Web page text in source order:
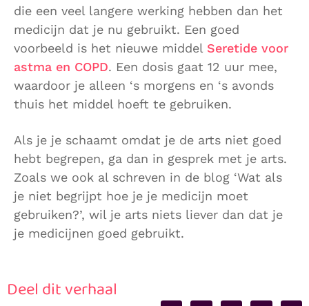
die een veel langere werking hebben dan het
medicijn dat je nu gebruikt. Een goed
voorbeeld is het nieuwe middel Seretide voor
astma en COPD. Een dosis gaat 12 uur mee,
waardoor je alleen ‘s morgens en ‘s avonds
thuis het middel hoeft te gebruiken.
Als je je schaamt omdat je de arts niet goed
hebt begrepen, ga dan in gesprek met je arts.
Zoals we ook al schreven in de blog ‘Wat als
je niet begrijpt hoe je je medicijn moet
gebruiken?’, wil je arts niets liever dan dat je
je medicijnen goed gebruikt.
Deel dit verhaal